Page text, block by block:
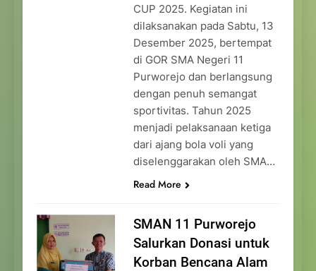
CUP 2025. Kegiatan ini
dilaksanakan pada Sabtu, 13
Desember 2025, bertempat
di GOR SMA Negeri 11
Purworejo dan berlangsung
dengan penuh semangat
sportivitas. Tahun 2025
menjadi pelaksanaan ketiga
dari ajang bola voli yang
diselenggarakan oleh SMA…
Read More
SMAN 11 Purworejo
Salurkan Donasi untuk
Korban Bencana Alam